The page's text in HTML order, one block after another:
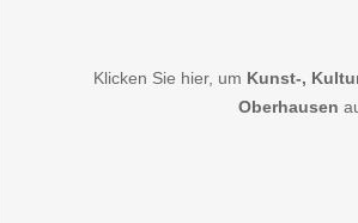
Klicken Sie hier, um Kunst-,
Oberhausen